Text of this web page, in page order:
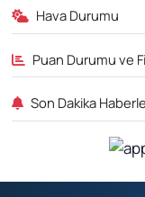
Hava Durumu
Puan Durumu ve
Son Dakika